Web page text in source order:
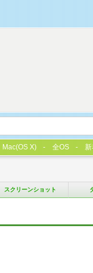
スクリーンショット
Mac(OS X) 全OS